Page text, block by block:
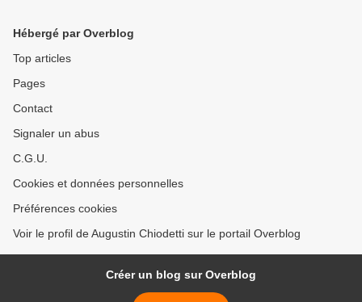
Hébergé par Overblog
Top articles
Pages
Contact
Signaler un abus
C.G.U.
Cookies et données personnelles
Préférences cookies
Voir le profil de Augustin Chiodetti sur le portail Overblog
Créer un blog sur Overblog